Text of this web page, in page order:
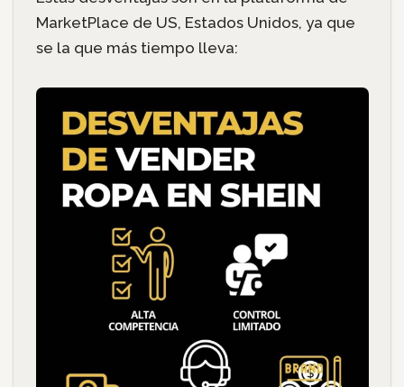
MarketPlace de US, Estados Unidos, ya que
se la que más tiempo lleva: